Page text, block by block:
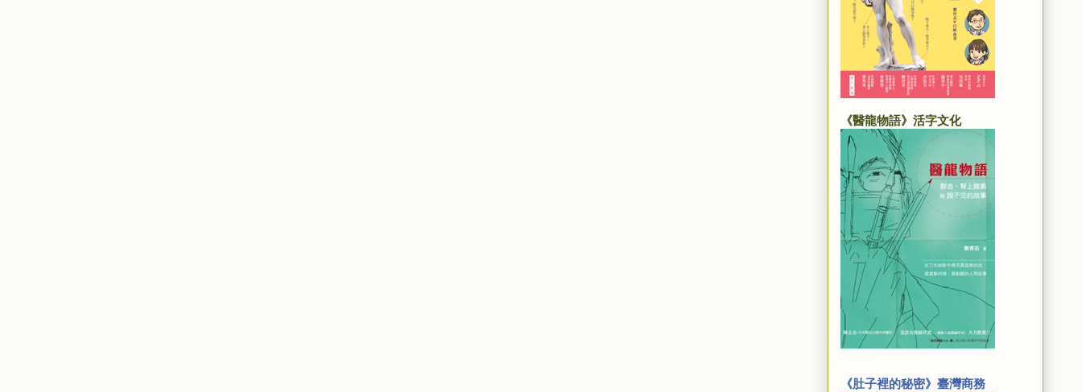
《醫龍物語》活字文化
《肚子裡的秘密》臺灣商務